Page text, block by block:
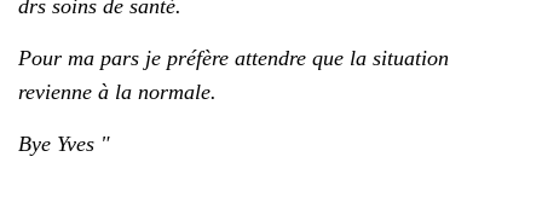
drs soins de santé.
Pour ma pars je préfère attendre que la situation
revienne à la normale.
Bye Yves "